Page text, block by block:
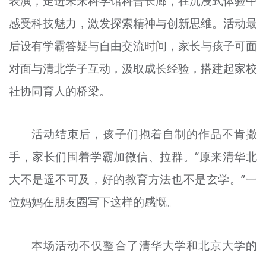
感受科技魅力，激发探索精神与创新思维。活动最
后设有学霸答疑与自由交流时间，家长与孩子可面
对面与清北学子互动，汲取成长经验，搭建起家校
社协同育人的桥梁。
活动结束后，孩子们抱着自制的作品不肯撒
手，家长们围着学霸加微信、拉群。“原来清华北
大不是遥不可及，好的教育方法也不是玄学。”一
位妈妈在朋友圈写下这样的感慨。
本场活动不仅整合了清华大学和北京大学的